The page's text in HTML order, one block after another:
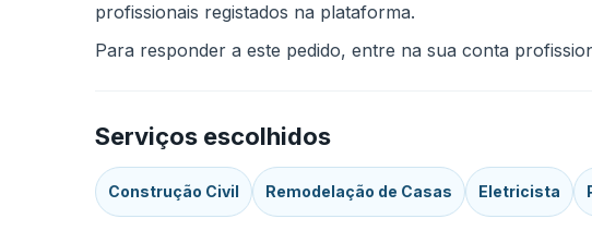
profissionais registados na plataforma.
Para responder a este pedido, entre na sua conta
Serviços escolhidos
Construção Civil Remodelação de Casas Eletricista